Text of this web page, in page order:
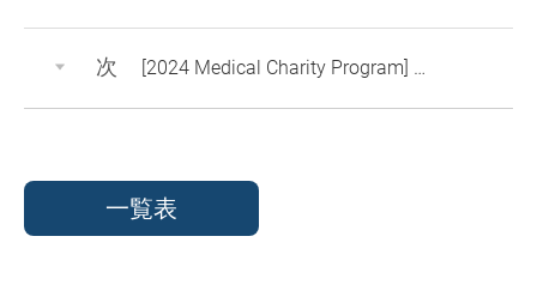
次 [2024 Medical Charity Program] From Korea to a Dream
一覧表